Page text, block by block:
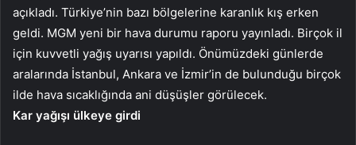
açıkladı. Türkiye’nin bazı bölgelerine karanlık kış erken
geldi. MGM yeni bir hava durumu raporu yayınladı. Birçok il
için kuvvetli yağış uyarısı yapıldı. Önümüzdeki günlerde
aralarında İstanbul, Ankara ve İzmir’in de bulunduğu birçok
ilde hava sıcaklığında ani düşüşler görülecek.
Kar yağışı ülkeye girdi